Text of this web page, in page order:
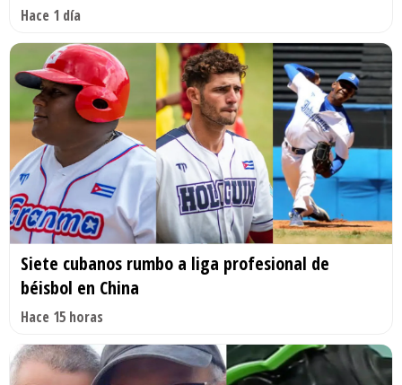
Hace 1 día
Siete cubanos rumbo a liga profesional de
béisbol en China
Hace 15 horas